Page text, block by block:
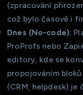
(zpracování
což bylo časově i
Dnes (No-code):
ProProfs nebo
editory, kde se
propojováním
(CRM, helpdesk) je